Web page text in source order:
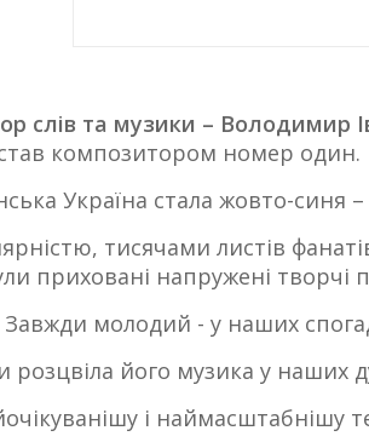
слів та музики – Володимир
композитором номер один.
Україна стала жовто-синя –
тисячами листів
приховані напружені
молодий - у наших
розцвіла його музика у наших
і наймасштабнішу